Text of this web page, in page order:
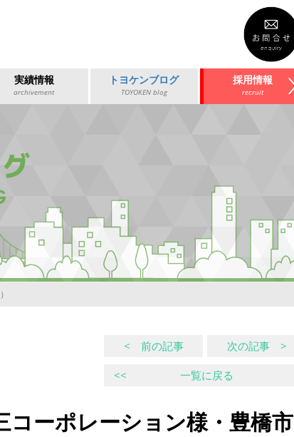
実績情報
archivement
トヨケンブログ
TOYOKEN blog
採用情報
recruit
< 前の記事 次の記事 >
<< 一覧に戻る
コーポレーション様・豊橋市